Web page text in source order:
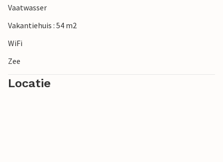
Vaatwasser
Vakantiehuis : 54 m2
WiFi
Zee
Locatie